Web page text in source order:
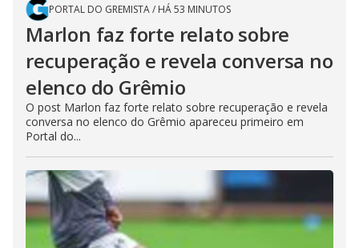
PORTAL DO GREMISTA/ HÁ 53 MINUTOS
Marlon faz forte relato sobre
recuperação e revela conversa no
elenco do Grêmio
O post Marlon faz forte relato sobre recuperação e revela
conversa no elenco do Grêmio apareceu primeiro em
Portal do...